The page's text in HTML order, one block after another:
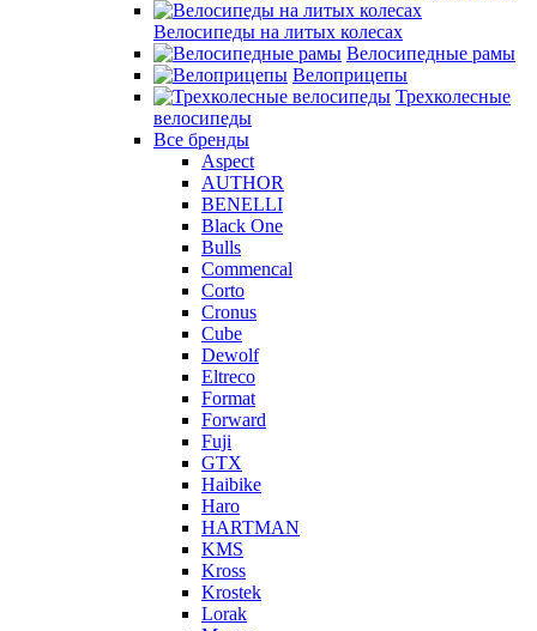
Велосипеды на литых колесах
Велосипедные рамы
Велоприцепы
Трехколесные
велосипеды
Все бренды
Aspect
AUTHOR
BENELLI
Black One
Bulls
Commencal
Corto
Cronus
Cube
Dewolf
Eltreco
Format
Forward
Fuji
GTX
Haibike
Haro
HARTMAN
KMS
Kross
Krostek
Lorak